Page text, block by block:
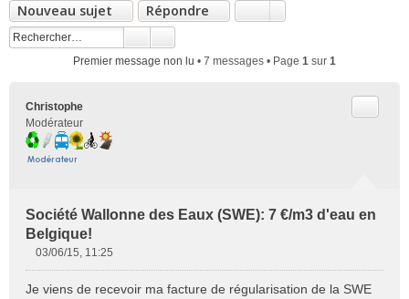
Nouveau sujet Répondre
Premier message non lu • 7 messages • Page 1 sur 1
Christophe
Modérateur
Société Wallonne des Eaux (SWE): 7 €/m3 d'eau en
Belgique!
03/06/15, 11:25
Je viens de recevoir ma facture de régularisation de la SWE